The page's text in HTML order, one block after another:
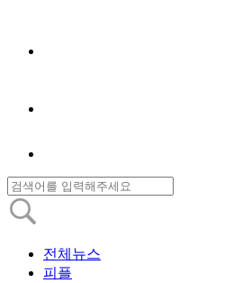
전체뉴스
피플